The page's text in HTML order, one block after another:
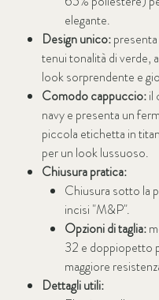
elegante.
Design unico:presenta
tenui tonalità di verde,
look sorprendente e
Comodo cappuccio:il
navy e presenta un
piccola etichetta in
per un look lussuoso.
Chiusura pratica:
Chiusura sotto la
incisi "M&P".
Opzioni di taglia:
32 e doppiopetto
maggiore
Dettagli utili: